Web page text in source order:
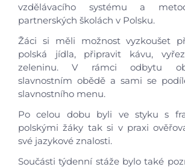
vzdělávacího systému a
partnerských školách v Polsku.
Žáci si měli možnost vyzkoušet
polská jídla, připravit kávu,
zeleninu. V rámci odbytu
slavnostním obědě a sami se
slavnostního menu.
Po celou dobu byli ve styku s
polskými žáky tak si v praxi
své jazykové znalosti.
Součásti týdenní stáže bylo také